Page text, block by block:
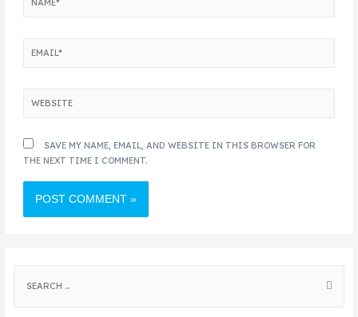
SAVE MY NAME, EMAIL, AND WEBSITE IN THIS BROWSER FOR
THE NEXT TIME I COMMENT.